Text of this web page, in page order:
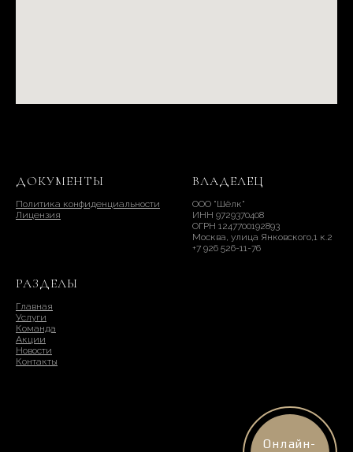
ДОКУМЕНТЫ
Политика конфиденциальности
Лицензия
ВЛАДЕЛЕЦ
ООО "Шёлк"
ИНН 9729370408
ОГРН 1247700192893
Москва, улица Янковского,1 к.2
+7 926 526-11-76
РАЗДЕЛЫ
Главная
Услуги
Команда
Акции
Новости
Контакты
Онлайн-